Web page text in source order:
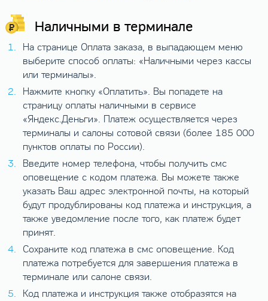
Наличными в терминале
На странице Оплата заказа, в выпадающем меню
выберите способ оплаты: «Наличными через кассы
или терминалы».
Нажмите кнопку «Оплатить». Вы попадете на
страницу оплаты наличными в сервисе
«Яндекс.Деньги». Платеж осуществляется через
терминалы и салоны сотовой связи (более 185 000
пунктов оплаты по России).
Введите номер телефона, чтобы получить смс
оповещение с кодом платежа. Вы можете также
указать Ваш адрес электронной почты, на который
будут продублированы код платежа и инструкция, а
также уведомление после того, как платеж будет
принят.
Сохраните код платежа в смс оповещение. Код
платежа потребуется для завершения платежа в
терминале или салоне связи.
Код платежа и инструкция также отобразятся на